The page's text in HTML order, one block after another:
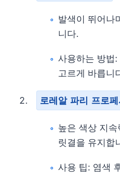
발색이 뛰어나
니다.
사용하는 방법
고르게 바릅니
로레알 파리 프로
높은 색상 지
릿결을 유지합
사용 팁: 염색